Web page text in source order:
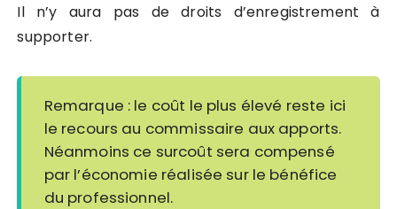
Il n’y aura pas de droits d’enregistrement à
supporter.
Remarque : le coût le plus élevé reste ici
le recours au commissaire aux apports.
Néanmoins ce surcoût sera compensé
par l’économie réalisée sur le bénéfice
du professionnel.